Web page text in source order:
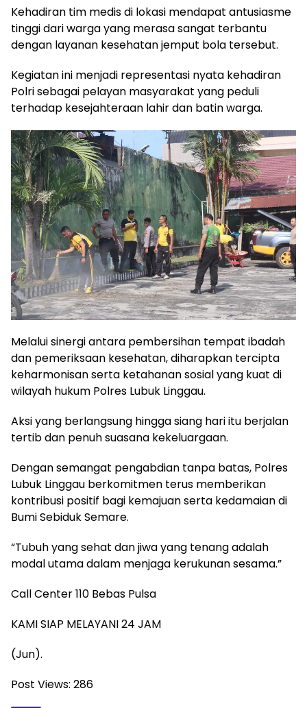
Kehadiran tim medis di lokasi mendapat antusiasme
tinggi dari warga yang merasa sangat terbantu
dengan layanan kesehatan jemput bola tersebut.
Kegiatan ini menjadi representasi nyata kehadiran
Polri sebagai pelayan masyarakat yang peduli
terhadap kesejahteraan lahir dan batin warga.
Melalui sinergi antara pembersihan tempat ibadah
dan pemeriksaan kesehatan, diharapkan tercipta
keharmonisan serta ketahanan sosial yang kuat di
wilayah hukum Polres Lubuk Linggau.
Aksi yang berlangsung hingga siang hari itu berjalan
tertib dan penuh suasana kekeluargaan.
Dengan semangat pengabdian tanpa batas, Polres
Lubuk Linggau berkomitmen terus memberikan
kontribusi positif bagi kemajuan serta kedamaian di
Bumi Sebiduk Semare.
“Tubuh yang sehat dan jiwa yang tenang adalah
modal utama dalam menjaga kerukunan sesama.”
Call Center 110 Bebas Pulsa
KAMI SIAP MELAYANI 24 JAM
(Jun).
Post Views: 286